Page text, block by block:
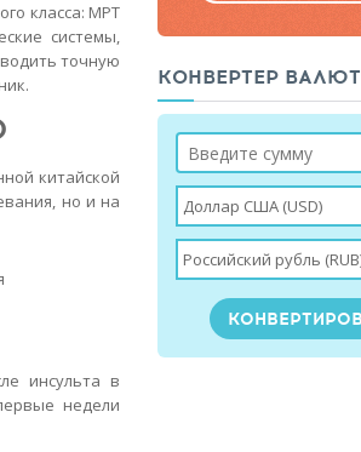
класса: МРТ
системы,
точную
китайской
но и на
инсульта в
недели
КОНВЕРТЕР ВАЛЮТ